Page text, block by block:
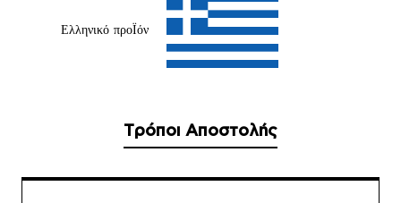
Ελληνικό προΪόν
Τρόποι Αποστολής